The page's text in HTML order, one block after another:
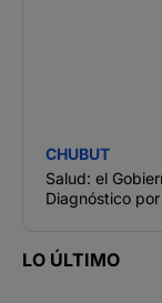
CHUBUT
Salud: el
Diagnóstico
LO ÚLTIMO